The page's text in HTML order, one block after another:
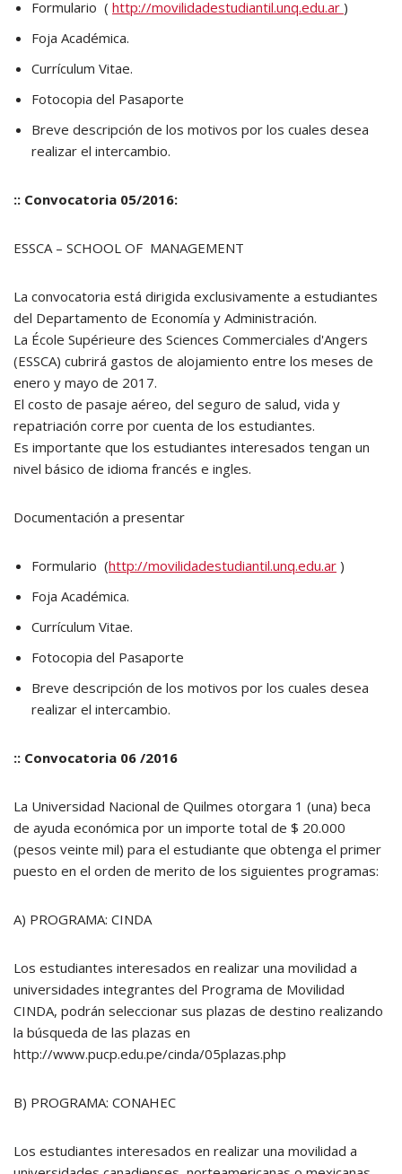
Formulario ( http://movilidadestudiantil.unq.edu.ar )
Foja Académica.
Currículum Vitae.
Fotocopia del Pasaporte
Breve descripción de los motivos por los cuales desea
realizar el intercambio.
:: Convocatoria 05/2016:
ESSCA – SCHOOL OF MANAGEMENT
La convocatoria está dirigida exclusivamente a estudiantes
del Departamento de Economía y Administración.
La École Supérieure des Sciences Commerciales d'Angers
(ESSCA) cubrirá gastos de alojamiento entre los meses de
enero y mayo de 2017.
El costo de pasaje aéreo, del seguro de salud, vida y
repatriación corre por cuenta de los estudiantes.
Es importante que los estudiantes interesados tengan un
nivel básico de idioma francés e ingles.
Documentación a presentar
Formulario (http://movilidadestudiantil.unq.edu.ar )
Foja Académica.
Currículum Vitae.
Fotocopia del Pasaporte
Breve descripción de los motivos por los cuales desea
realizar el intercambio.
:: Convocatoria 06 /2016
La Universidad Nacional de Quilmes otorgara 1 (una) beca
de ayuda económica por un importe total de $ 20.000
(pesos veinte mil) para el estudiante que obtenga el primer
puesto en el orden de merito de los siguientes programas:
A) PROGRAMA: CINDA
Los estudiantes interesados en realizar una movilidad a
universidades integrantes del Programa de Movilidad
CINDA, podrán seleccionar sus plazas de destino realizando
la búsqueda de las plazas en
http://www.pucp.edu.pe/cinda/05plazas.php
B) PROGRAMA: CONAHEC
Los estudiantes interesados en realizar una movilidad a